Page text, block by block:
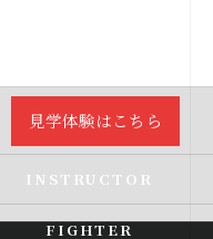
見学体験はこちら
INSTRUCTOR
FIGHTER